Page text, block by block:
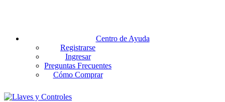
Centro de Ayuda
Registrarse
Ingresar
Preguntas Frecuentes
Cómo Comprar